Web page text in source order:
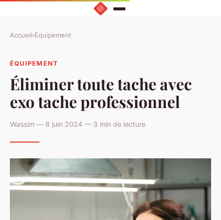
Accueil›Équipement
ÉQUIPEMENT
Éliminer toute tache avec
exo tache professionnel
Wassim — 8 juin 2024 — 3 min de lecture